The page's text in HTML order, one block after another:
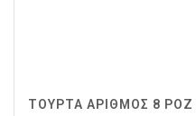
ΤΟΥΡΤΑ ΑΡΙΘΜΟΣ 8